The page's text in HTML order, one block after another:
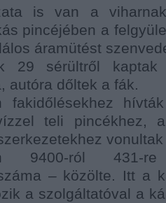
is van a
pincéjében a
áramütést
29 sérültről kaptak
autóra dőltek a fák.
fakidőlésekhez
teli pincékhez,
9400-ról 431-
– közölte. Itt a
a szolgáltatóval a